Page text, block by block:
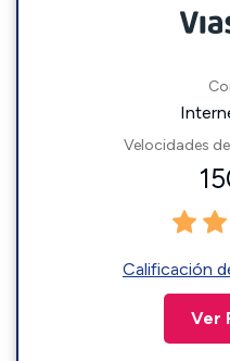
Velocidades
Calificación
Ver